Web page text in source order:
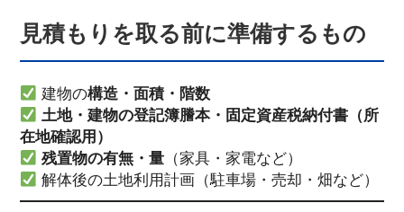
見積もりを取る前に準備するもの
建物の構造・面積・階数
土地・建物の登記簿謄本・固定資産税納付書（所
在地確認用）
残置物の有無・量 （家具・家電など）
解体後の土地利用計画（駐車場・売却・畑など）